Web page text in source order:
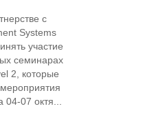
с
Systems
участие
семинарах
2, которые
07 октя...